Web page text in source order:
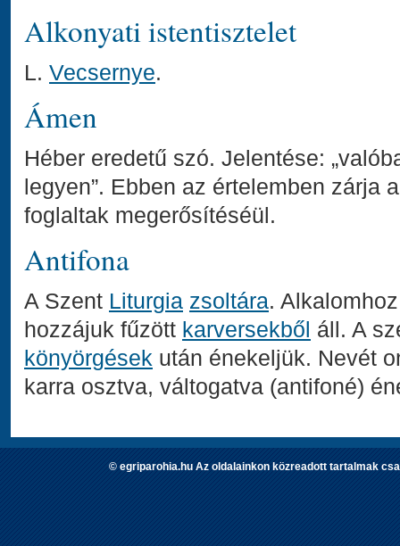
Alkonyati istentisztelet
L. Vecsernye.
Ámen
Héber eredetű szó. Jelentése:
legyen”. Ebben az értelemben zárja
foglaltak megerősítéséül.
Antifona
A Szent Liturgia zsoltára.
hozzájuk fűzött karversekből áll. A
könyörgések után énekeljük. Nevét
karra osztva, váltogatva (antifoné)
© egriparohia.hu Az oldalainkon közreadott tartalmak